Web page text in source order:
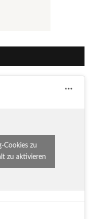
Cookies zu
zu aktivieren